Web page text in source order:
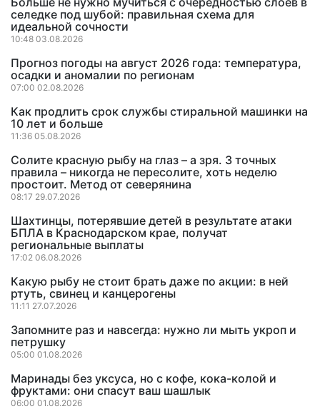
селедке под шубой: правильная схема для
идеальной сочности
10:48 03.08.2026
Прогноз погоды на август 2026 года: температура,
осадки и аномалии по регионам
07:00 02.08.2026
Как продлить срок службы стиральной машинки на
10 лет и больше
11:36 05.08.2026
Солите красную рыбу на глаз – а зря. 3 точных
правила – никогда не пересолите, хоть неделю
простоит. Метод от северянина
08:17 29.07.2026
Шахтинцы, потерявшие детей в результате атаки
БПЛА в Краснодарском крае, получат
региональные выплаты
17:02 06.08.2026
Какую рыбу не стоит брать даже по акции: в ней
ртуть, свинец и канцерогены
11:11 27.07.2026
Запомните раз и навсегда: нужно ли мыть укроп и
петрушку
05:00 01.08.2026
Маринады без уксуса, но с кофе, кока-колой и
фруктами: они спасут ваш шашлык
06:00 01.08.2026